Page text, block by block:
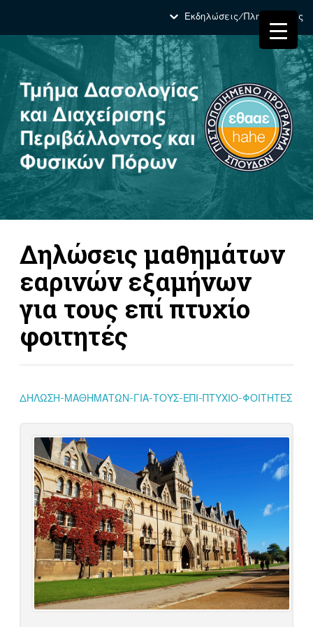
Εκδηλώσεις/Πληροφορίες
Δηλώσεις μαθημάτων
εαρινών εξαμήνων
για τους επί πτυχίο
φοιτητές
ΔΗΛΩΣΗ-ΜΑΘΗΜΑΤΩΝ-ΓΙΑ-ΤΟΥΣ-ΕΠΙ-ΠΤΥΧΙΟ-ΦΟΙΤΗΤΕΣ